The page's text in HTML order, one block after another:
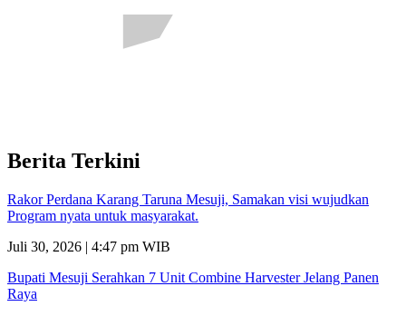
Berita Terkini
Rakor Perdana Karang Taruna Mesuji, Samakan visi wujudkan
Program nyata untuk masyarakat.
Juli 30, 2026 | 4:47 pm WIB
Bupati Mesuji Serahkan 7 Unit Combine Harvester Jelang Panen
Raya